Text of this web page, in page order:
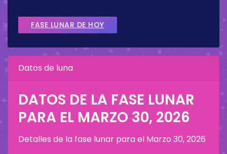
FASE LUNAR DE HOY
Datos de luna
DATOS DE LA FASE LUNAR
PARA EL MARZO 30, 2026
Detalles de la fase lunar para el Marzo 30, 2026